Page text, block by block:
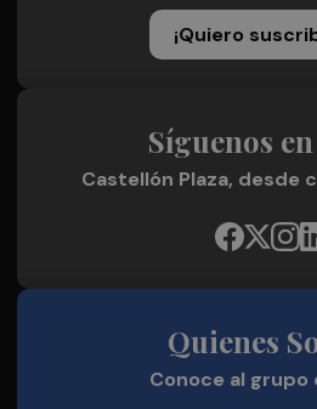
¡Quiero
Síguenos
Castellón Plaza, desde
Quienes
Conoce al grupo